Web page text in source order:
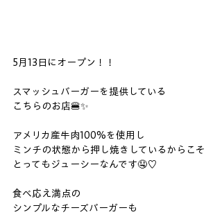
5月13日にオープン！！
スマッシュバーガーを提供している
こちらのお店🍔✨
アメリカ産牛肉100%を使用し
ミンチの状態から押し焼きしているからこそ
とってもジューシーなんです🤤♡
食べ応え満点の
シンプルなチーズバーガーも